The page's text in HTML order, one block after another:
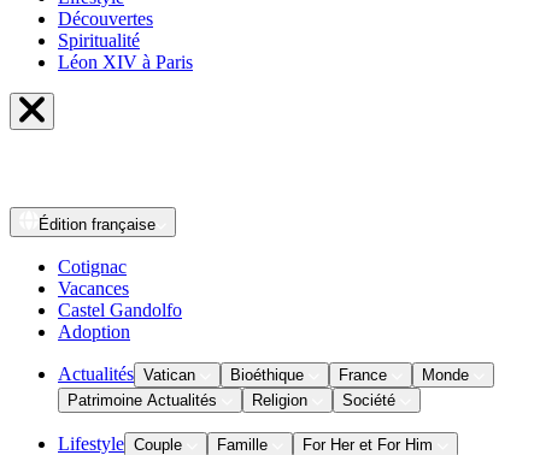
Découvertes
Spiritualité
Léon XIV à Paris
Édition française
Cotignac
Vacances
Castel Gandolfo
Adoption
Actualités Vatican Bioéthique France
Monde
Patrimoine Actualités
Religion Société
Lifestyle Couple Famille
For Her et For Him